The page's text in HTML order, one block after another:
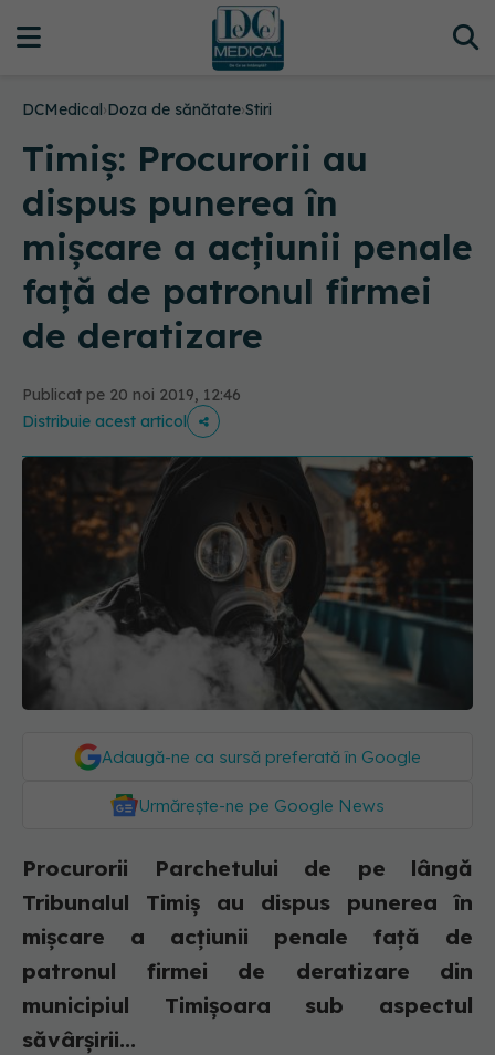
DCMedical›Doza de sănătate›Stiri
Timiş: Procurorii au
dispus punerea în
mişcare a acţiunii penale
faţă de patronul firmei
de deratizare
Publicat pe 20 noi 2019, 12:46
Distribuie acest articol
Adaugă-ne ca sursă preferată în Google
Urmărește-ne pe Google News
Procurorii Parchetului de pe lângă
Tribunalul Timiş au dispus punerea în
mişcare a acţiunii penale faţă de
patronul firmei de deratizare din
municipiul Timişoara sub aspectul
săvârşirii...